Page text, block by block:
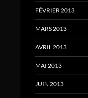
FÉVRIER 2013
MARS 2013
AVRIL 2013
MAI 2013
JUIN 2013